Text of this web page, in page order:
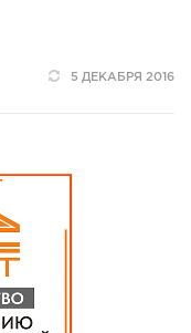
5 ДЕКАБРЯ 2016